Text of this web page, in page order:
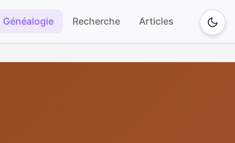
Généalogie Recherche Articles